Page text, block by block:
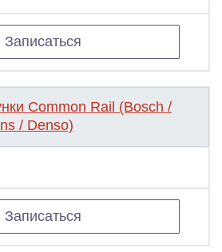
Записаться
Common Rail (Bosch /
/ Denso)
Записаться